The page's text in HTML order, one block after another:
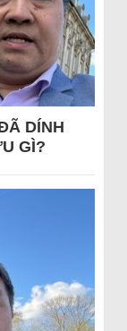
DÍNH
GÌ?